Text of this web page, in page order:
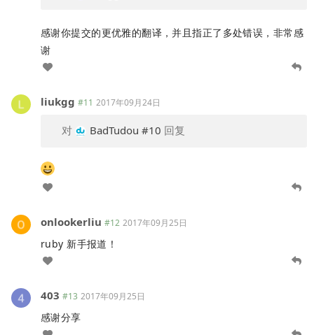
感谢你提交的更优雅的翻译，并且指正了多处错误，非常感
谢
liukgg #11 2017年09月24日
对 BadTudou #10 回复
onlookerliu #12 2017年09月25日
ruby 新手报道！
403 #13 2017年09月25日
感谢分享